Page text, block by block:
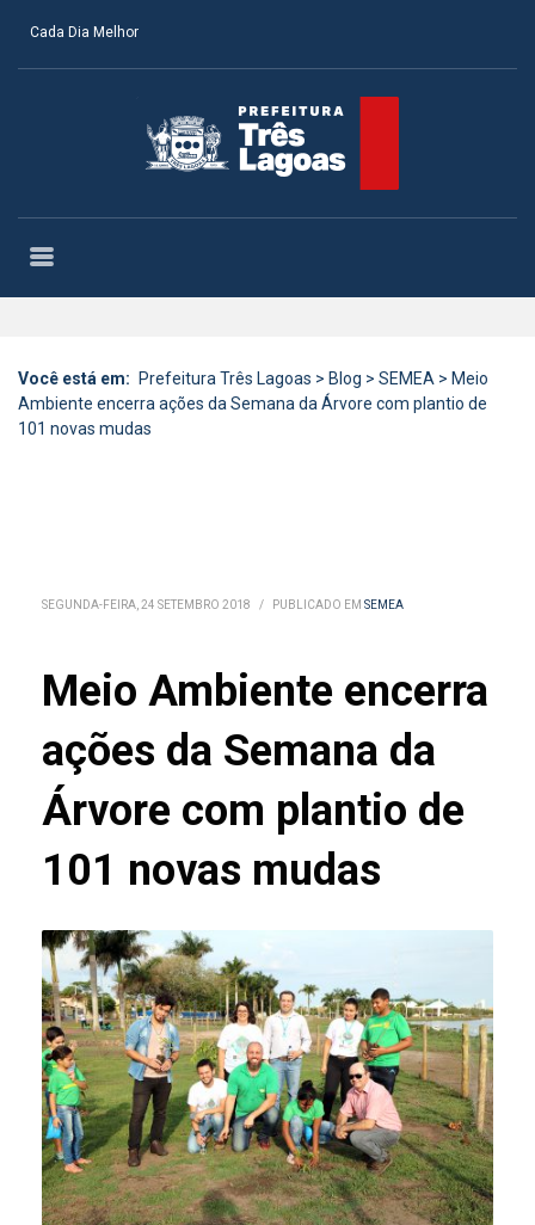
Cada Dia Melhor
Você está em: Prefeitura Três Lagoas > Blog > SEMEA > Meio
Ambiente encerra ações da Semana da Árvore com plantio de
101 novas mudas
SEGUNDA-FEIRA, 24 SETEMBRO 2018 / PUBLICADO EM SEMEA
Meio Ambiente encerra
ações da Semana da
Árvore com plantio de
101 novas mudas